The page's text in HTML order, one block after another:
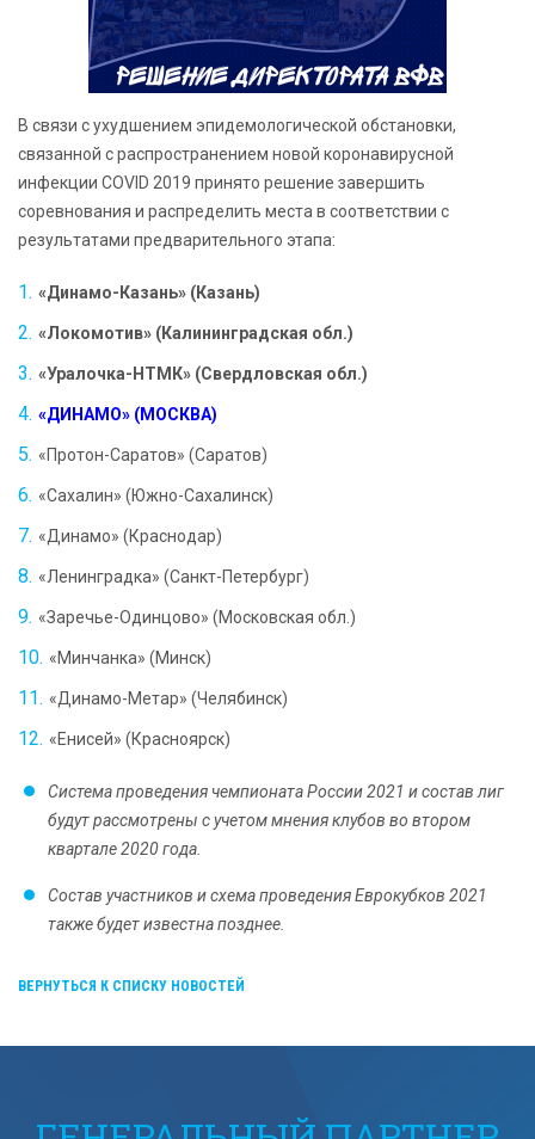
В связи с ухудшением эпидемологической обстановки,
связанной с распространением новой коронавирусной
инфекции COVID 2019 принято решение завершить
соревнования и распределить места в соответствии с
результатами предварительного этапа:
«Динамо-Казань» (Казань)
«Локомотив» (Калининградская обл.)
«Уралочка-НТМК» (Свердловская обл.)
«ДИНАМО» (МОСКВА)
«Протон-Саратов» (Саратов)
«Сахалин» (Южно-Сахалинск)
«Динамо» (Краснодар)
«Ленинградка» (Санкт-Петербург)
«Заречье-Одинцово» (Московская обл.)
«Минчанка» (Минск)
«Динамо-Метар» (Челябинск)
«Енисей» (Красноярск)
Система проведения чемпионата России 2021 и состав лиг
будут рассмотрены с учетом мнения клубов во втором
квартале 2020 года.
Состав участников и схема проведения Еврокубков 2021
также будет известна позднее.
ВЕРНУТЬСЯ К СПИСКУ НОВОСТЕЙ